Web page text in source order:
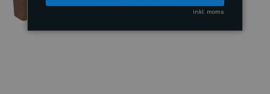
inkl. moms